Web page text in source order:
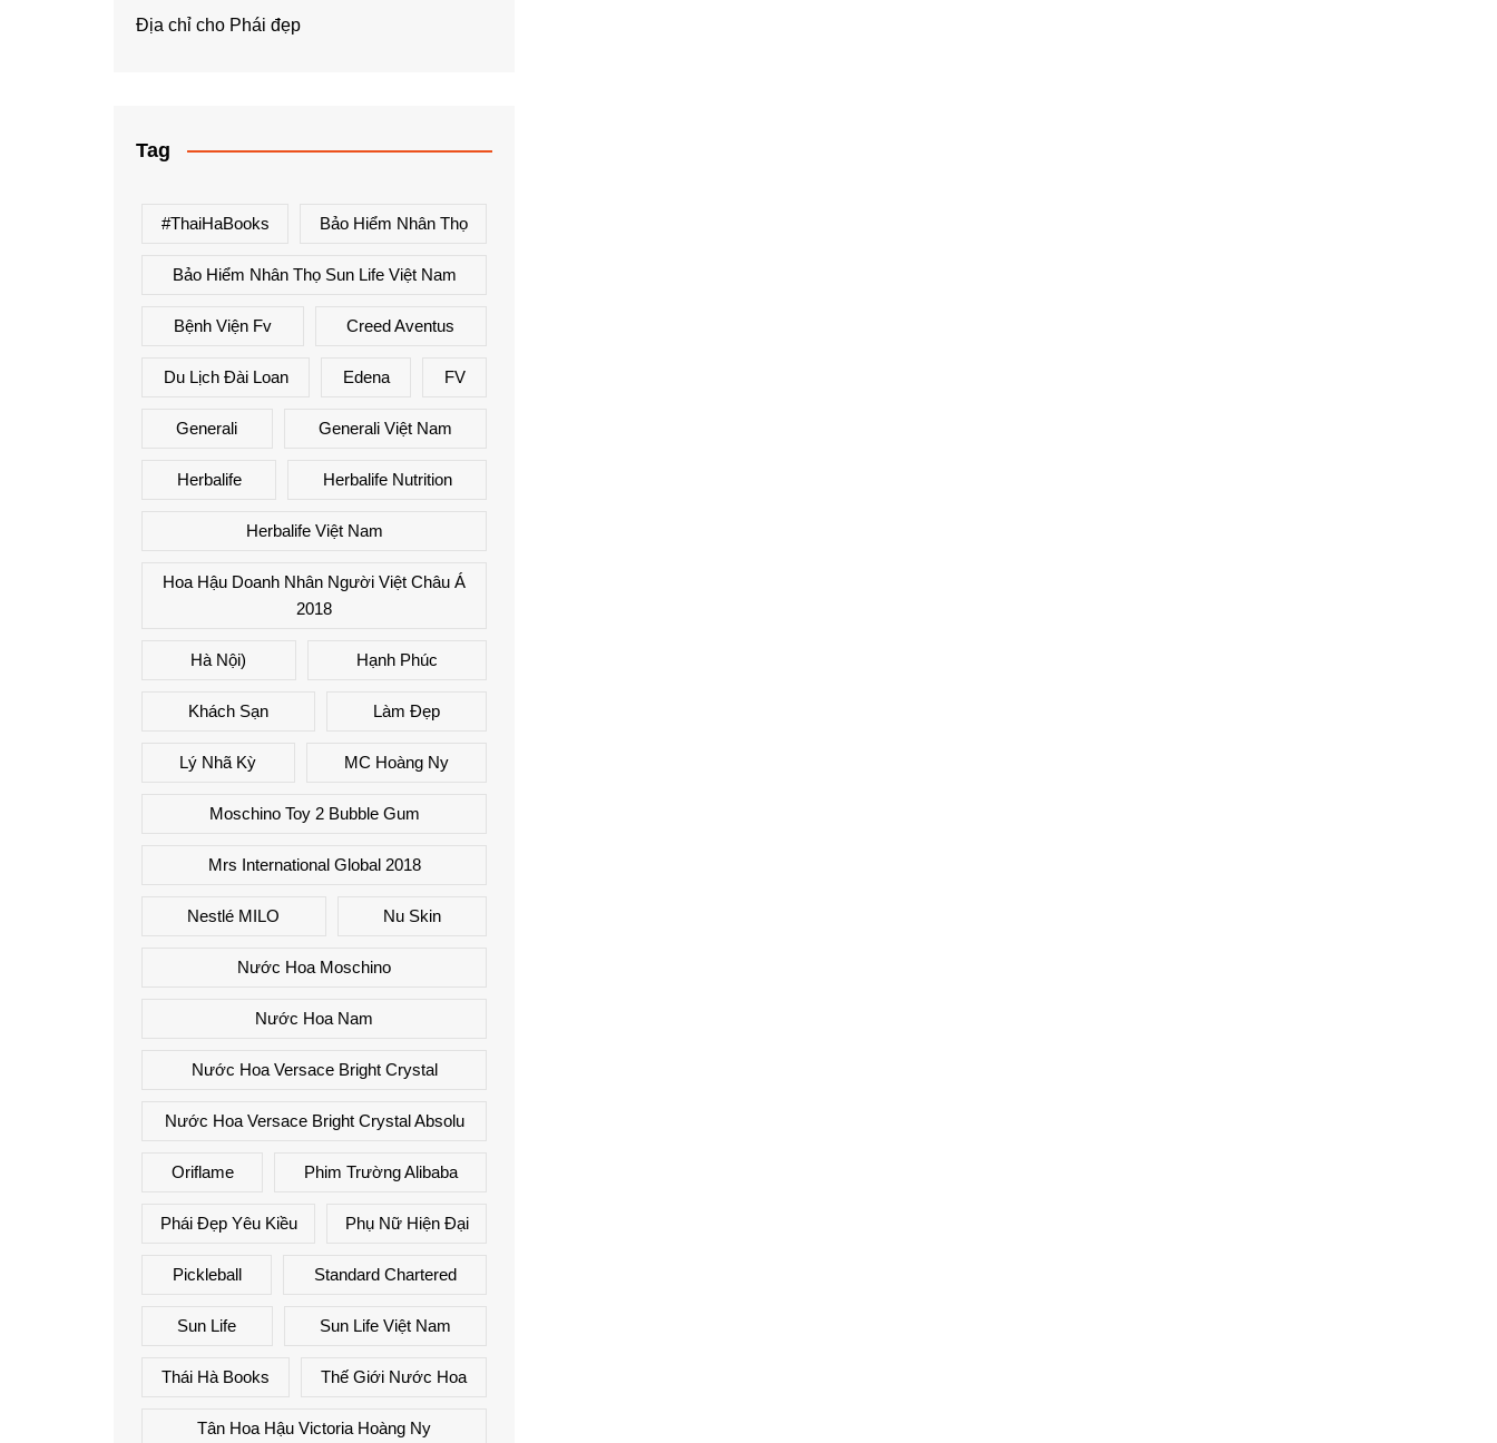
Địa chỉ cho Phái đẹp
Tag
#ThaiHaBooks Bảo Hiểm Nhân Thọ
Bảo Hiểm Nhân Thọ Sun Life Việt Nam
Bệnh Viện Fv Creed Aventus
Du Lịch Đài Loan Edena FV
Generali Generali Việt Nam
Herbalife Herbalife Nutrition
Herbalife Việt Nam
Hoa Hậu Doanh Nhân Người Việt Châu Á
2018
Hà Nội) Hạnh Phúc
Khách Sạn Làm Đẹp
Lý Nhã Kỳ MC Hoàng Ny
Moschino Toy 2 Bubble Gum
Mrs International Global 2018
Nestlé MILO Nu Skin
Nước Hoa Moschino
Nước Hoa Nam
Nước Hoa Versace Bright Crystal
Nước Hoa Versace Bright Crystal Absolu
Oriflame Phim Trường Alibaba
Phái Đẹp Yêu Kiều Phụ Nữ Hiện Đại
Pickleball Standard Chartered
Sun Life Sun Life Việt Nam
Thái Hà Books Thế Giới Nước Hoa
Tân Hoa Hậu Victoria Hoàng Ny